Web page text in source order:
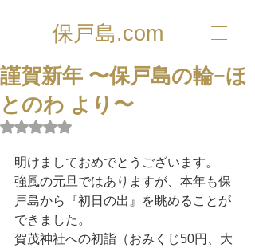
保戸島.com
謹賀新年 〜保戸島の輪−ほ
とのわ より〜
5つ星のうちNaNと評価されています。
明けましておめでとうございます。
強風の元旦ではありますが、本年も保
戸島から『初日の出』を眺めることが
できました。
賀茂神社への初詣（おみくじ50円、大